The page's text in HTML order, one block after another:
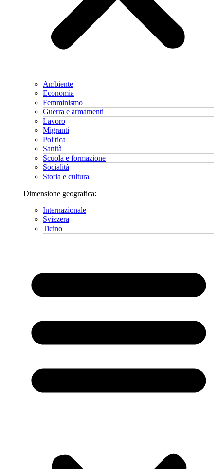
Ambiente
Economia
Femminismo
Guerra e armamenti
Lavoro
Migranti
Politica
Sanità
Scuola e formazione
Socialità
Storia e cultura
Dimensione geografica:
Internazionale
Svizzera
Ticino